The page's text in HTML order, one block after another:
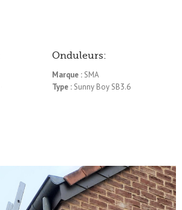
Onduleurs:
Marque :SMA
Type :Sunny Boy SB3.6